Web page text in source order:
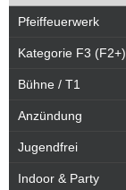
Pfeiffeuerwerk
Kategorie F3 (F2+)
Bühne / T1
Anzündung
Jugendfrei
Indoor & Party